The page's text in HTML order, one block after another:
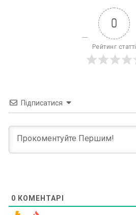
0
Рейтинг статті
Підписатися
0 КОМЕНТАРІ